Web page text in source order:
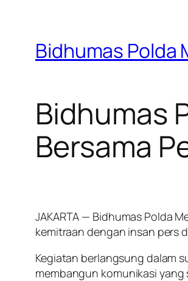
Bidhumas Polda
Bidhumas
Bersama
JAKARTA — Bidhumas Polda
kemitraan dengan insan pers
Kegiatan berlangsung dalam
membangun komunikasi